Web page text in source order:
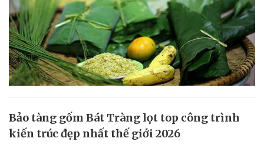
Bảo tàng gốm Bát Tràng lọt top công trình
kiến trúc đẹp nhất thế giới 2026